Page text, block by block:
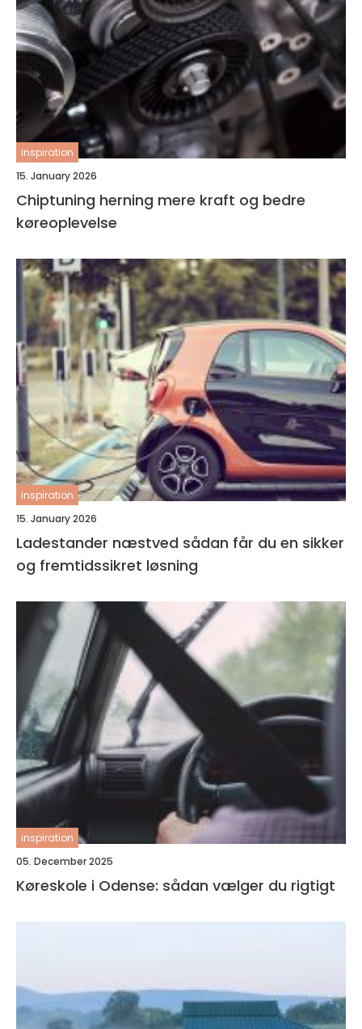
inspiration
15. January 2026
Chiptuning herning mere kraft og bedre
køreoplevelse
inspiration
15. January 2026
Ladestander næstved sådan får du en sikker
og fremtidssikret løsning
inspiration
05. December 2025
Køreskole i Odense: sådan vælger du rigtigt